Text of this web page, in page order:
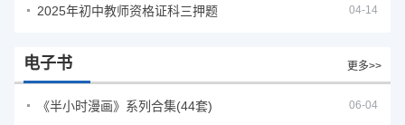
2025年初中教师资格证科三押题 04-14
电子书 更多>>
《半小时漫画》系列合集(44套) 06-04